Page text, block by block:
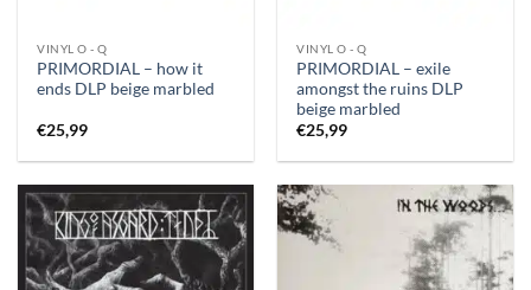
VINYL O - Q
PRIMORDIAL – how it
ends DLP beige marbled
€25,99
VINYL O - Q
PRIMORDIAL – exile
amongst the ruins DLP
beige marbled
€25,99